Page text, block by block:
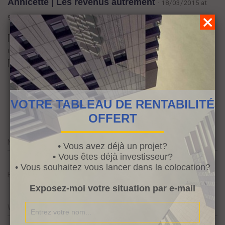
Annicette | Les revenus autrement · 18/03/2015 at
9:05 am
[…] Dans une précédente vidéo, vous avez pu découvrir
comment faire en sorte que vos rêves deviennent réalité.
[…]
Laisser un commentaire
Name*
VOTRE TABLEAU DE RENTABILITÉ
OFFERT
• Vous avez déjà un projet?
• Vous êtes déjà investisseur?
• Vous souhaitez vous lancer dans la colocation?
Exposez-moi votre situation par e-mail